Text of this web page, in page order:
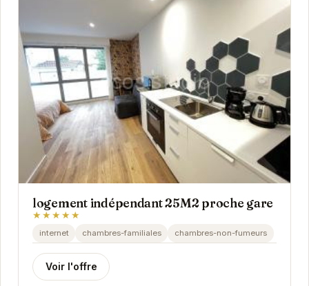
logement indépendant 25M2 proche gare
★★★★★
internet chambres-familiales chambres-non-fumeurs
Voir l'offre